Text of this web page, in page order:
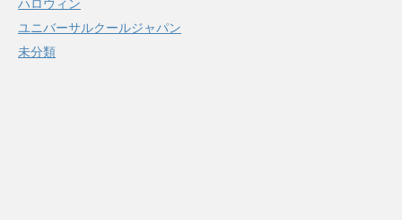
ハロウィン
ユニバーサルクールジャパン
未分類